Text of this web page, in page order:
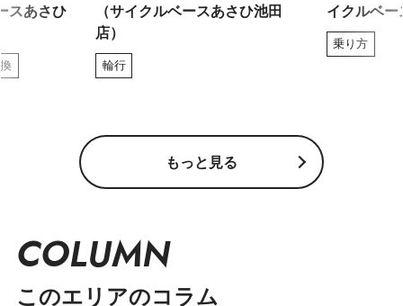
スあさひ
（サイクルベースあさひ池田
店）
輪行
イクルベ
乗り方
もっと見る
COLUMN
このエリアのコラム